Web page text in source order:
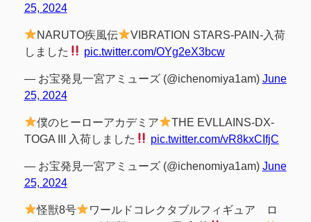
25, 2024
NARUTO疾風伝
VIBRATION STARS-PAIN-入荷
しました
pic.twitter.com/OYg2eX3bcw
— お宝発見一宮アミューズ (@ichenomiya1am) June
25, 2024
僕のヒーローアカデミア
THE EVLLAINS-DX-
TOGA III 入荷しました
pic.twitter.com/vR8kxCIfjC
— お宝発見一宮アミューズ (@ichenomiya1am) June
25, 2024
怪獣8号
ワールドコレクタブルフィギュア ロ